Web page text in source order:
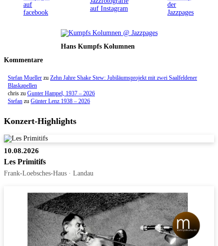
Hans Kumpfs Kolumnen
Kommentare
Stefan Mueller zu Zehn Jahre Shake Stew: Jubiläumsprojekt mit zwei Saalfeldener
Blaskapellen
chris zu Gunter Hampel, 1937 – 2026
Stefan zu Günter Lenz 1938 – 2026
Konzert-Highlights
10.08.2026
Les Primitifs
Frank-Loebsches-Haus · Landau